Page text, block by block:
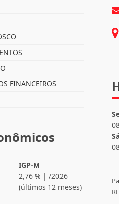
FINANCEIROS
IGP-M
2,76 % | /2026
(últimos 12 meses)